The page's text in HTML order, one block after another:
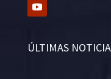
ÚLTIMAS